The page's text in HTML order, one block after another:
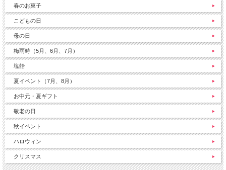
春のお菓子
こどもの日
母の日
梅雨時（5月、6月、7月）
塩飴
夏イベント（7月、8月）
お中元・夏ギフト
敬老の日
秋イベント
ハロウィン
クリスマス